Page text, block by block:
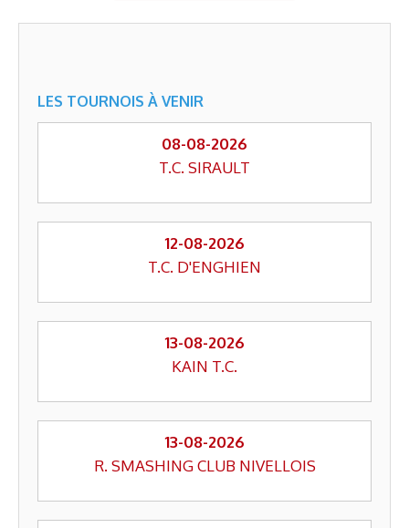
LES TOURNOIS À VENIR
08-08-2026
T.C. SIRAULT
12-08-2026
T.C. D'ENGHIEN
13-08-2026
KAIN T.C.
13-08-2026
R. SMASHING CLUB NIVELLOIS